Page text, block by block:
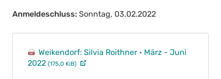
Anmeldeschluss: Sonntag, 03.02.2022
Weikendorf: Silvia Roithner • März - Juni
2022 (175,0 KiB)